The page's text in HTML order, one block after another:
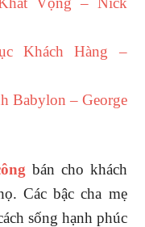
Khách Hàng –
Babylon – George
bán cho khách
Các bậc cha mẹ
sống hạnh phúc